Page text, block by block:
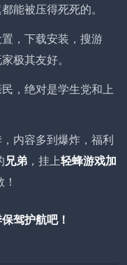
能被压得死死的。
置，下载安装，搜游
极其友好。
，绝对是学生党和上
内容多到爆炸，福利
兄弟 ，挂上轻蜂游戏加
驾护航吧！